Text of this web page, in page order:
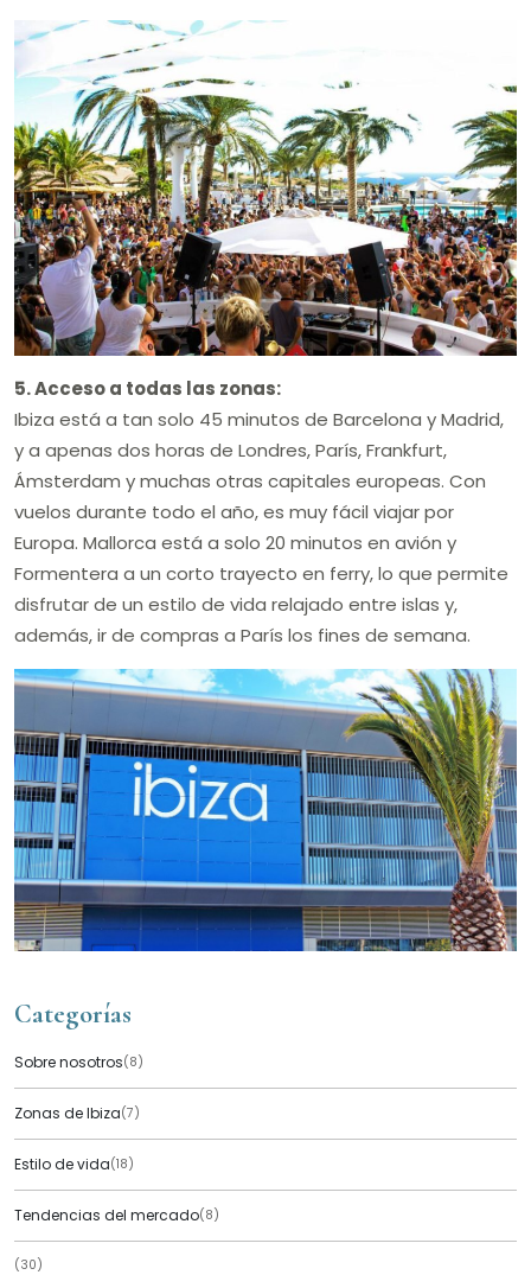
5. Acceso a todas las zonas:
Ibiza está a tan solo 45 minutos de Barcelona y Madrid,
y a apenas dos horas de Londres, París, Frankfurt,
Ámsterdam y muchas otras capitales europeas. Con
vuelos durante todo el año, es muy fácil viajar por
Europa. Mallorca está a solo 20 minutos en avión y
Formentera a un corto trayecto en ferry, lo que permite
disfrutar de un estilo de vida relajado entre islas y,
además, ir de compras a París los fines de semana.
Categorías
Sobre nosotros(8)
Zonas de Ibiza(7)
Estilo de vida(18)
Tendencias del mercado(8)
(30)